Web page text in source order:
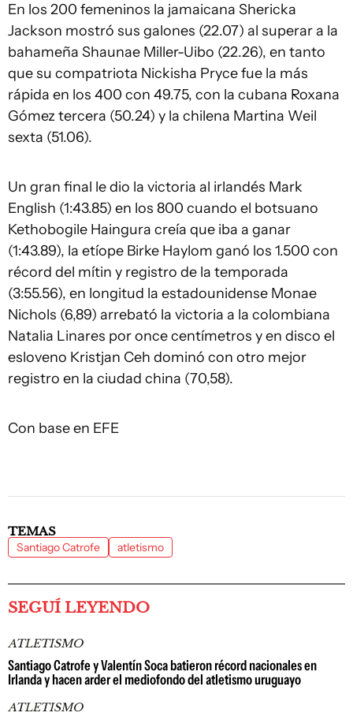
En los 200 femeninos la jamaicana Shericka
Jackson mostró sus galones (22.07) al superar a la
bahameña Shaunae Miller-Uibo (22.26), en tanto
que su compatriota Nickisha Pryce fue la más
rápida en los 400 con 49.75, con la cubana Roxana
Gómez tercera (50.24) y la chilena Martina Weil
sexta (51.06).
Un gran final le dio la victoria al irlandés Mark
English (1:43.85) en los 800 cuando el botsuano
Kethobogile Haingura creía que iba a ganar
(1:43.89), la etíope Birke Haylom ganó los 1.500 con
récord del mítin y registro de la temporada
(3:55.56), en longitud la estadounidense Monae
Nichols (6,89) arrebató la victoria a la colombiana
Natalia Linares por once centímetros y en disco el
esloveno Kristjan Ceh dominó con otro mejor
registro en la ciudad china (70,58).
Con base en EFE
TEMAS
Santiago Catrofe atletismo
SEGUÍ LEYENDO
ATLETISMO
Santiago Catrofe y Valentín Soca batieron récord nacionales en
Irlanda y hacen arder el mediofondo del atletismo uruguayo
ATLETISMO